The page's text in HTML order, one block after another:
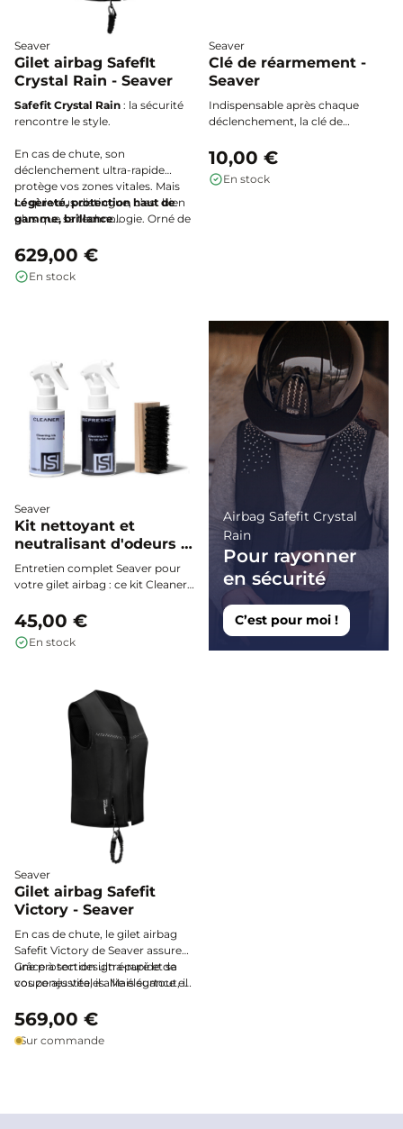
Seaver
Gilet airbag SafefIt
Crystal Rain - Seaver
Safefit Crystal Rain : la sécurité
rencontre le style.
En cas de chute, son
déclenchement ultra-rapide
protège vos zones vitales. Mais
ce qui vous distingue, c’est bien
plus que sa technologie. Orné de
gilet airbag transforme chaque
mouvement en éclat. Que vous
soyez à l’entraînement ou en
Légèreté, protection haut de
gamme, brillance
629,00 €
En stock
Seaver
Clé de réarmement -
Seaver
Indispensable après chaque
déclenchement, la clé de
remettre en fonctionnement le
mécanisme de votre gilet airbag
en toute simplicité.
10,00 €
En stock
Seaver
Kit nettoyant et
neutralisant d'odeurs -
Seaver
Entretien complet Seaver pour
votre gilet airbag : ce kit Cleaner
profondeur, élimine les taches et
neutralise les odeurs pour
préserver performance, hygiène
45,00 €
En stock
Airbag Safefit Crystal
Rain
Pour rayonner
en sécurité
C’est pour moi !
Seaver
Gilet airbag Safefit
Victory - Seaver
En cas de chute, le gilet airbag
Safefit Victory de Seaver assure
une protection ultra-rapide de
vos zones vitales. Mais surtout, il
victoire, avec style et discrétion.
Grâce à son design épuré et sa
coupe ajustée, il allie élégance et
l'entraînement qu'en
compétition.
569,00 €
Sur commande